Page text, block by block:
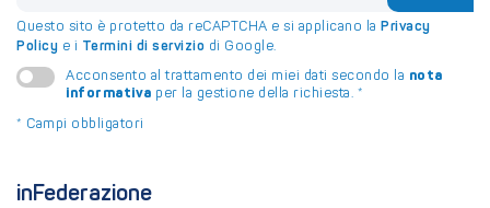
inFederazione
Questo sito è protetto da reCAPTCHA e si applicano la Privacy
Policy e i Termini di servizio di Google.
Acconsento al trattamento dei miei dati secondo la nota
informativa per la gestione della richiesta. *
* Campi obbligatori